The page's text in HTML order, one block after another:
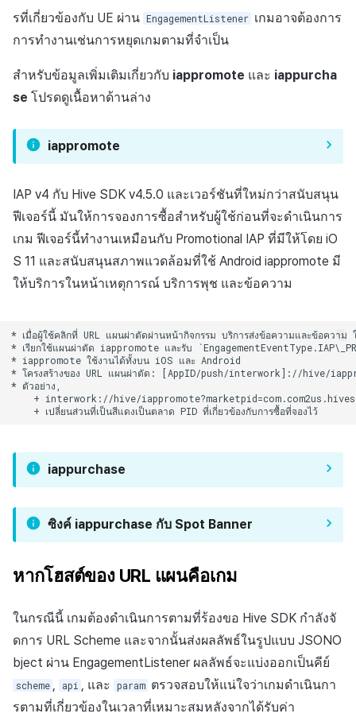
รที่เกี่ยวข้องกับ UE ผ่าน EngagementListener เกมอาจต้องการ
การทำงานเช่นการหยุดเกมตามที่จำเป็น
สำหรับข้อมูลเพิ่มเติมเกี่ยวกับ iappromote และ iappurcha
se โปรดดูเนื้อหาด้านล่าง
iappromote
IAP v4 กับ Hive SDK v4.5.0 และเวอร์ชันที่ใหม่กว่าสนับสนุน
ฟีเจอร์นี้ มันให้การจองการซื้อสำหรับผู้ใช้ก่อนที่จะดำเนินการ
เกม ฟีเจอร์นี้ทำงานเหมือนกับ Promotional IAP ที่มีให้โดย iO
S 11 และสนับสนุนสภาพแวดล้อมที่ใช้ Android iappromote มี
ให้บริการในหน้าเหตุการณ์ บริการพุช และข้อความ
* เมื่อผู้ใช้คลิกที่ URL แผนผ่าตัดผ่านหน้ากิจกรรม บริการส่งข้อความและข้อความ
* เรียกใช้แผนผ่าตัด iappromote และรับ
* iappromote ใช้งานได้ทั้งบน iOS และ Android
* โครงสร้างของ URL แผนผ่าตัด: [AppID/push/interwork]://hive/
* ตัวอย่าง,
+ interwork://hive/
iappurchase
ซิงค์ iappurchase กับ Spot Banner
หากโฮสต์ของ URL แผนคือเกม
ในกรณีนี้ เกมต้องดำเนินการตามที่ร้องขอ Hive SDK กำลังจั
ดการ URL Scheme และจากนั้นส่งผลลัพธ์ในรูปแบบ JSONO
bject ผ่าน EngagementListener ผลลัพธ์จะแบ่งออกเป็นคีย์
scheme , api , และ param ตรวจสอบให้แน่ใจว่าเกมดำเนินกา
รตามที่เกี่ยวข้องในเวลาที่เหมาะสมหลังจากได้รับค่า